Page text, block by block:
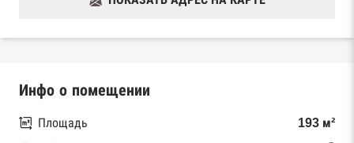
Инфо о помещении
Площадь
193 м²